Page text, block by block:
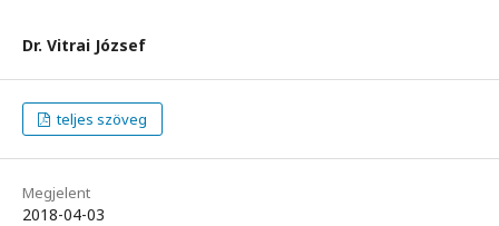
Dr. Vitrai József
teljes szöveg
Megjelent
2018-04-03